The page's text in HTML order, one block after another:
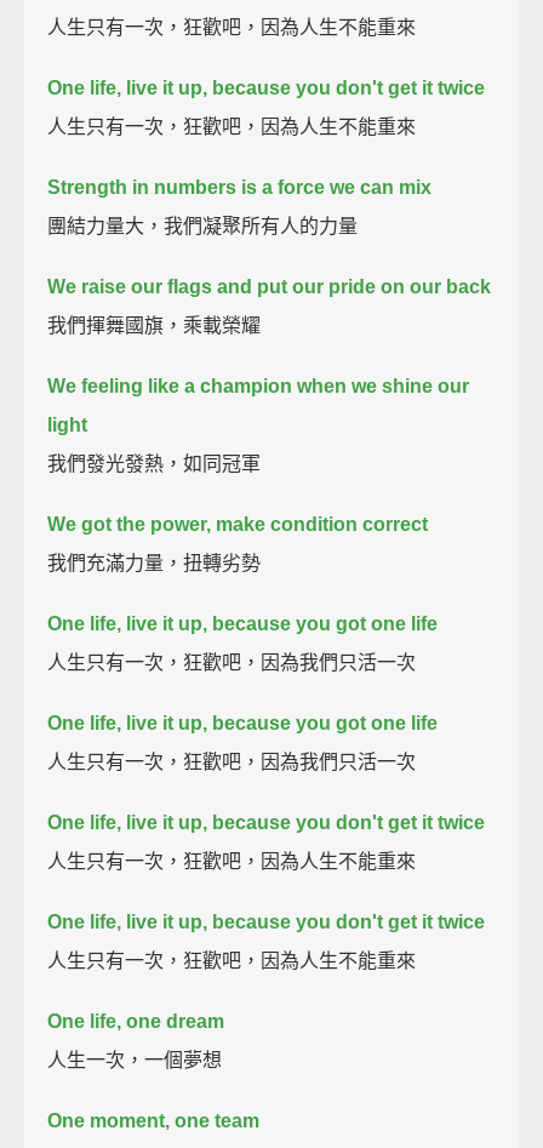
人生只有一次，狂歡吧，因為人生不能重來
One life, live it up, because you don't get it twice
人生只有一次，狂歡吧，因為人生不能重來
Strength in numbers is a force we can mix
團結力量大，我們凝聚所有人的力量
We raise our flags and put our pride on our back
我們揮舞國旗，乘載榮耀
We feeling like a champion when we shine our
light
我們發光發熱，如同冠軍
We got the power, make condition correct
我們充滿力量，扭轉劣勢
One life, live it up, because you got one life
人生只有一次，狂歡吧，因為我們只活一次
One life, live it up, because you got one life
人生只有一次，狂歡吧，因為我們只活一次
One life, live it up, because you don't get it twice
人生只有一次，狂歡吧，因為人生不能重來
One life, live it up, because you don't get it twice
人生只有一次，狂歡吧，因為人生不能重來
One life, one dream
人生一次，一個夢想
One moment, one team